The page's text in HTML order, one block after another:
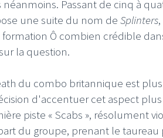
Passant de cinq à
une suite du nom de Splinters
Ô combien crédible
la question.
du combo britannique est
d'accentuer cet aspect
piste « Scabs », résolument
du groupe, prenant le